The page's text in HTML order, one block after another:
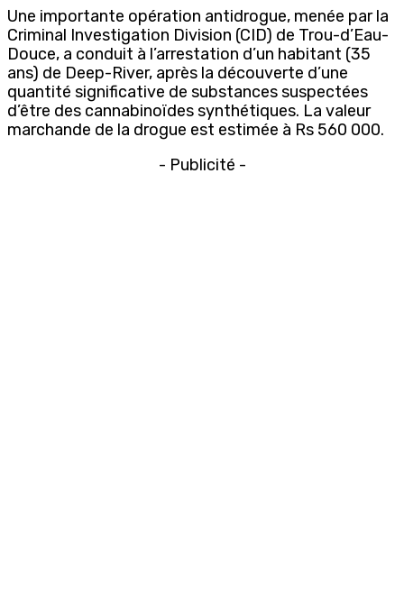
Une importante opération antidrogue, menée par la
Criminal Investigation Division (CID) de Trou-d’Eau-
Douce, a conduit à l’arrestation d’un habitant (35
ans) de Deep-River, après la découverte d’une
quantité significative de substances suspectées
d’être des cannabinoïdes synthétiques. La valeur
marchande de la drogue est estimée à Rs 560 000.
- Publicité -